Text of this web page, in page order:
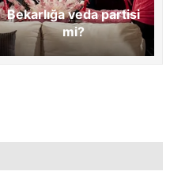
Bekarlığa veda partisi
mi?